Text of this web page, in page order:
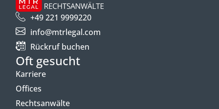
+49 221 9999220
info@mtrlegal.com
Rückruf buchen
Oft gesucht
Karriere
Offices
Rechtsanwälte